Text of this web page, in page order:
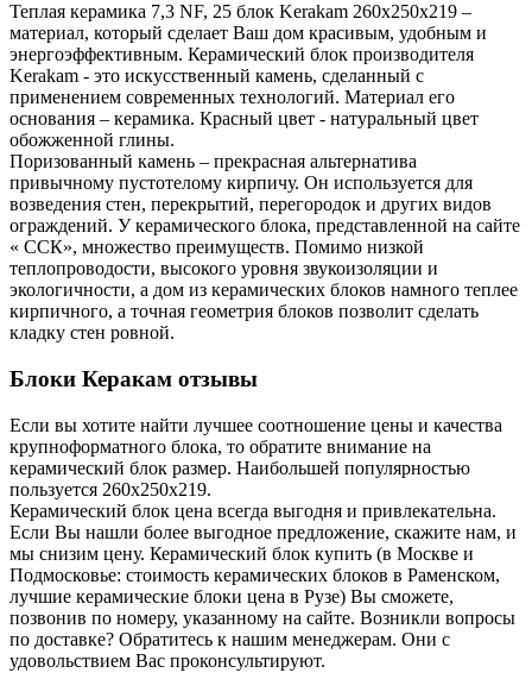
Теплая керамика 7,3 NF, 25 блок Kerakam 260х250х219 –
материал, который сделает Ваш дом красивым, удобным и
энергоэффективным. Керамический блок производителя
Kerakam - это искусственный камень, сделанный с
применением современных технологий. Материал его
основания – керамика. Красный цвет - натуральный цвет
обожженной глины.
Поризованный камень – прекрасная альтернатива
привычному пустотелому кирпичу. Он используется для
возведения стен, перекрытий, перегородок и других видов
ограждений. У керамического блока, представленной на сайте
« ССК», множество преимуществ. Помимо низкой
теплопроводости, высокого уровня звукоизоляции и
экологичности, а дом из керамических блоков намного теплее
кирпичного, а точная геометрия блоков позволит сделать
кладку стен ровной.
Блоки Керакам отзывы
Если вы хотите найти лучшее соотношение цены и качества
крупноформатного блока, то обратите внимание на
керамический блок размер. Наибольшей популярностью
пользуется 260х250х219.
Керамический блок цена всегда выгодня и привлекательна.
Если Вы нашли более выгодное предложение, скажите нам, и
мы снизим цену. Керамический блок купить (в Москве и
Подмосковье: стоимость керамических блоков в Раменском,
лучшие керамические блоки цена в Рузе) Вы сможете,
позвонив по номеру, указанному на сайте. Возникли вопросы
по доставке? Обратитесь к нашим менеджерам. Они с
удовольствием Вас проконсультируют.